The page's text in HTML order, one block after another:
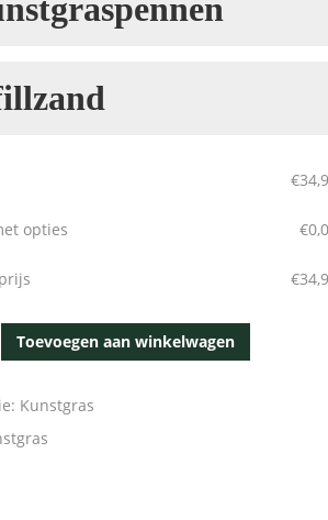
nodig bij verlijmen
in kitspuit
Kunstgraspennen (zak van 10)
btw
adviseren 3 kunstgraspennen per
€
opties €
€
Toevoegen aan winkelwagen
Kunstgras